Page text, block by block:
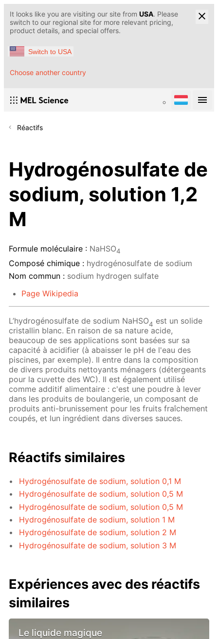
It looks like you are visiting our site from USA. Please
switch to our regional site for more relevant pricing,
product details, and special offers.
Switch to USA
Choose another country
Réactifs
Hydrogénosulfate de
sodium, solution 1,2
M
Formule moléculaire : NaHSO4
Composé chimique : hydrogénosulfate de sodium
Nom commun : sodium hydrogen sulfate
Page Wikipedia
L’hydrogénosulfate de sodium NaHSO4 est un solide
cristallin blanc. En raison de sa nature acide,
beaucoup de ses applications sont basées sur sa
capacité à acidifier (à abaisser le pH de l'eau des
piscines, par exemple). Il entre dans la composition
de divers produits nettoyants ménagers (détergeants
pour la cuvette des WC). Il est également utilisé
comme additif alimentaire : c'est une poudre à lever
dans les produits de boulangerie, un composant de
produits anti-brunissement pour les fruits fraîchement
coupés, et lun ingrédient dans diverses sauces.
Réactifs similaires
Hydrogénosulfate de sodium, solution 0,1 M
Hydrogénosulfate de sodium, solution 0,5 M
Hydrogénosulfate de sodium, solution 0,5 M
Hydrogénosulfate de sodium, solution 1 M
Hydrogénosulfate de sodium, solution 2 M
Hydrogénosulfate de sodium, solution 3 M
Expériences avec des réactifs
similaires
Le liquide magique